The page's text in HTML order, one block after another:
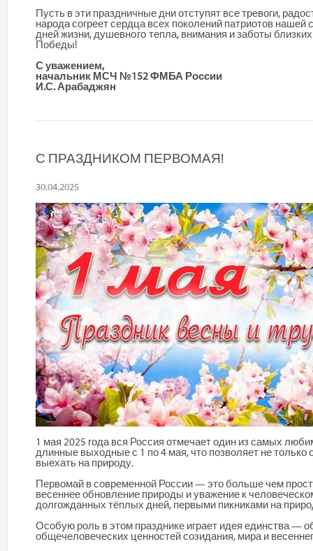
Пусть в эти праздничные дни отступят все тревоги,
народа согреет сердца всех поколений патриотов
дней жизни, душевнoгo тепла, внимания и заботы
Победы!
С уважением,
начальник МСЧ №152 ФМБА России
И.С. Арабаджян
С ПРАЗДНИКОМ ПЕРВОМАЯ!
30.04.2025
1 мая 2025 года вся Россия отмечает один из самых
длинные выходные с 1 по 4 мая, что позволяет не только
выехать на природу.
Первомай в современной России — это больше чем
весеннее обновление природы и уважение к
долгожданных тёплых дней, первыми пикниками на
Особую роль в этом празднике играет идея единства —
общечеловеческих ценностей созидания, мира и